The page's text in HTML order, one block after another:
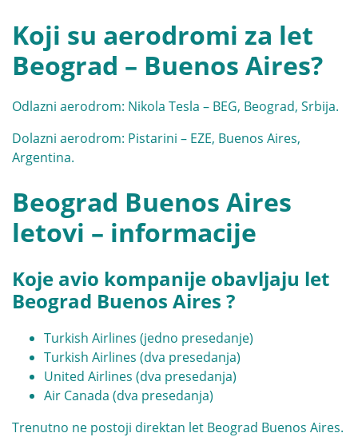
Koji su aerodromi za let
Beograd – Buenos Aires?
Odlazni aerodrom: Nikola Tesla – BEG, Beograd, Srbija.
Dolazni aerodrom: Pistarini – EZE, Buenos Aires,
Argentina.
Beograd Buenos Aires
letovi – informacije
Koje avio kompanije obavljaju let
Beograd Buenos Aires ?
Turkish Airlines (jedno presedanje)
Turkish Airlines (dva presedanja)
United Airlines (dva presedanja)
Air Canada (dva presedanja)
Trenutno ne postoji direktan let Beograd Buenos Aires.